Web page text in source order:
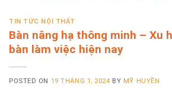
TIN TỨC NỘI THẤT
Bàn nâng hạ thông minh – Xu
bàn làm việc hiện nay
POSTED ON 19 THÁNG 1, 2024 BY MỸ HUYỀN